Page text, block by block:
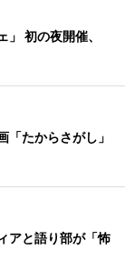
初の夜開催、
「たからさがし」
アと語り部が「怖